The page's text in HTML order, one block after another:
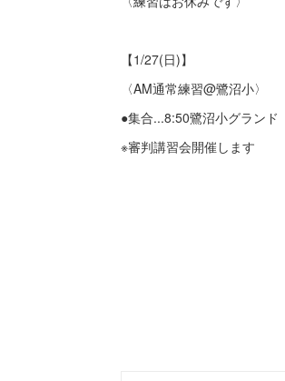
【1/27(日)】
〈AM通常練習@鷺沼小〉
●集合...8:50鷺沼小グランド
※審判講習会開催します